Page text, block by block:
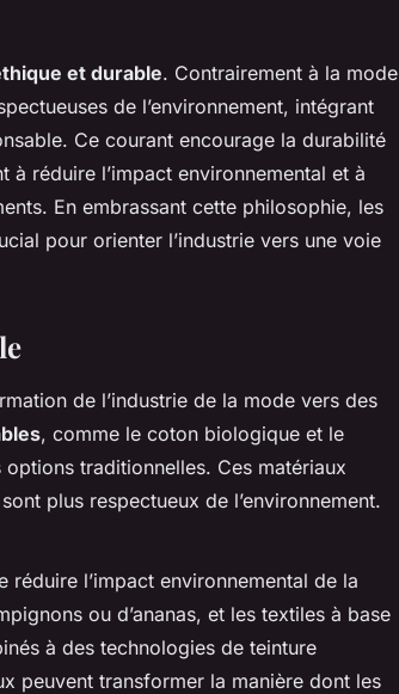
et durable. Contrairement à la mode
de l’environnement, intégrant
Ce courant encourage la durabilité
réduire l’impact environnemental et à
En embrassant cette philosophie, les
pour orienter l’industrie vers une voie
de l’industrie de la mode vers des
, comme le coton biologique et le
traditionnelles. Ces matériaux
plus respectueux de l’environnement.
l’impact environnemental de la
ou d’ananas, et les textiles à base
à des technologies de teinture
peuvent transformer la manière dont les